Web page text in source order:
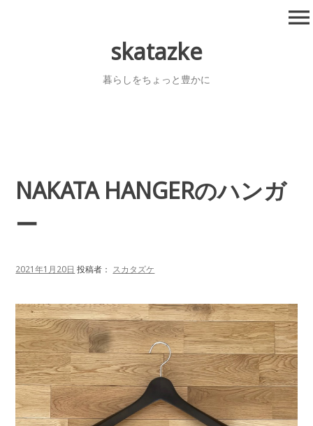
skatazke
暮らしをちょっと豊かに
menu
NAKATA HANGERのハンガ
ー
2021年1月20日 投稿者： スカタズケ